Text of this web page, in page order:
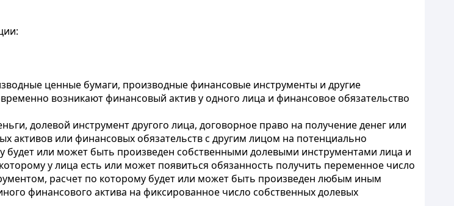
ценные бумаги, производные финансовые инструменты и другие
возникают финансовый актив у одного лица и финансовое обязательство
долевой инструмент другого лица, договорное право на получение денег или
активов или финансовых обязательств с другим лицом на потенциально
будет или может быть произведен собственными долевыми инструментами лица и
у лица есть или может появиться обязанность получить переменное число
расчет по которому будет или может быть произведен любым иным
финансового актива на фиксированное число собственных долевых